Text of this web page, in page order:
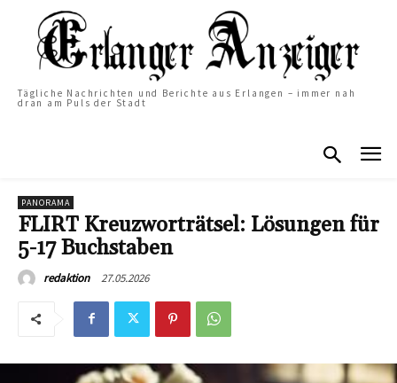
Tägliche Nachrichten und Berichte aus Erlangen – immer nah
dran am Puls der Stadt
PANORAMA
FLIRT Kreuzworträtsel: Lösungen für
5-17 Buchstaben
redaktion 27.05.2026